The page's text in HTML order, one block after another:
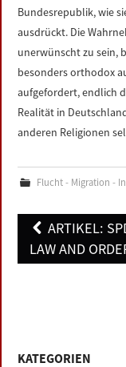
Bundesrepublik, wie
ausdrückt. Die
unerwünscht zu sein,
besonders orthodox
aufgefordert, endlich
Realität in
anderen Religionen
Flucht - Migration -
Post
navigation
ARTIKEL:
LAW AND
KATEGORIEN